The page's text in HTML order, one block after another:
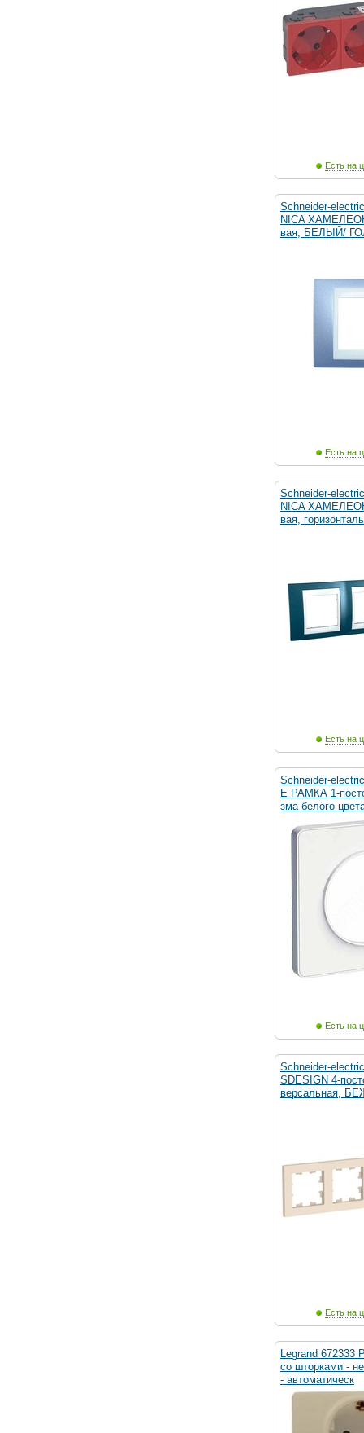
Есть на
Schneider-
NICA
вая, БЕЛЫЙ/
Есть на
Schneider-
NICA
вая,
Есть на
Schneider-
E РАМКА 1-
зма белого
Есть на
Schneider-
SDESIGN 4-
версальная,
Есть на
Legrand 672333
со шторками -
- автоматическ